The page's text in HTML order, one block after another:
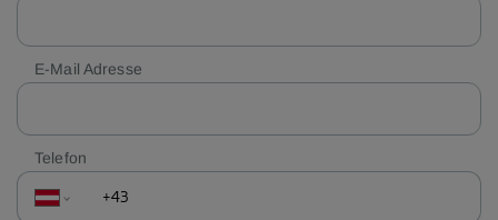
E-Mail Adresse
Telefon